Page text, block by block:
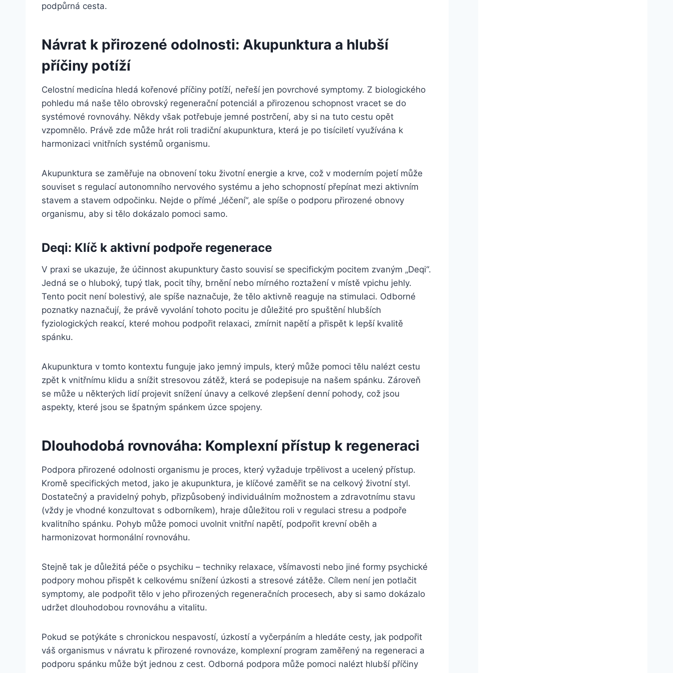
podpůrná cesta.
Návrat k přirozené odolnosti: Akupunktura a hlubší
příčiny potíží
Celostní medicína hledá kořenové příčiny potíží, neřeší jen povrchové symptomy. Z biologického
pohledu má naše tělo obrovský regenerační potenciál a přirozenou schopnost vracet se do
systémové rovnováhy. Někdy však potřebuje jemné postrčení, aby si na tuto cestu opět
vzpomnělo. Právě zde může hrát roli tradiční akupunktura, která je po tisíciletí využívána k
harmonizaci vnitřních systémů organismu.
Akupunktura se zaměřuje na obnovení toku životní energie a krve, což v moderním pojetí může
souviset s regulací autonomního nervového systému a jeho schopností přepínat mezi aktivním
stavem a stavem odpočinku. Nejde o přímé „léčení“, ale spíše o podporu přirozené obnovy
organismu, aby si tělo dokázalo pomoci samo.
Deqi: Klíč k aktivní podpoře regenerace
V praxi se ukazuje, že účinnost akupunktury často souvisí se specifickým pocitem zvaným „Deqi“.
Jedná se o hluboký, tupý tlak, pocit tíhy, brnění nebo mírného roztažení v místě vpichu jehly.
Tento pocit není bolestivý, ale spíše naznačuje, že tělo aktivně reaguje na stimulaci. Odborné
poznatky naznačují, že právě vyvolání tohoto pocitu je důležité pro spuštění hlubších
fyziologických reakcí, které mohou podpořit relaxaci, zmírnit napětí a přispět k lepší kvalitě
spánku.
Akupunktura v tomto kontextu funguje jako jemný impuls, který může pomoci tělu nalézt cestu
zpět k vnitřnímu klidu a snížit stresovou zátěž, která se podepisuje na našem spánku. Zároveň
se může u některých lidí projevit snížení únavy a celkové zlepšení denní pohody, což jsou
aspekty, které jsou se špatným spánkem úzce spojeny.
Dlouhodobá rovnováha: Komplexní přístup k regeneraci
Podpora přirozené odolnosti organismu je proces, který vyžaduje trpělivost a ucelený přístup.
Kromě specifických metod, jako je akupunktura, je klíčové zaměřit se na celkový životní styl.
Dostatečný a pravidelný pohyb, přizpůsobený individuálním možnostem a zdravotnímu stavu
(vždy je vhodné konzultovat s odborníkem), hraje důležitou roli v regulaci stresu a podpoře
kvalitního spánku. Pohyb může pomoci uvolnit vnitřní napětí, podpořit krevní oběh a
harmonizovat hormonální rovnováhu.
Stejně tak je důležitá péče o psychiku – techniky relaxace, všímavosti nebo jiné formy psychické
podpory mohou přispět k celkovému snížení úzkosti a stresové zátěže. Cílem není jen potlačit
symptomy, ale podpořit tělo v jeho přirozených regeneračních procesech, aby si samo dokázalo
udržet dlouhodobou rovnováhu a vitalitu.
Pokud se potýkáte s chronickou nespavostí, úzkostí a vyčerpáním a hledáte cesty, jak podpořit
váš organismus v návratu k přirozené rovnováze, komplexní program zaměřený na regeneraci a
podporu spánku může být jednou z cest. Odborná podpora může pomoci nalézt hlubší příčiny